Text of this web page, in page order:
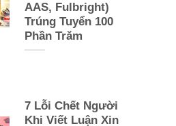
AAS, Fulbright)
Trúng Tuyển 100
Phần Trăm
7 Lỗi Chết Người
Khi Viết Luận Xin